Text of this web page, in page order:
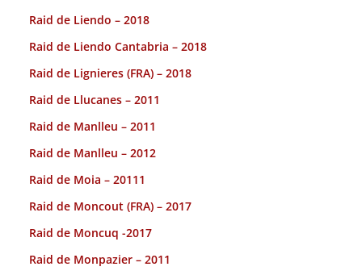
Raid de Liendo – 2018
Raid de Liendo Cantabria – 2018
Raid de Lignieres (FRA) – 2018
Raid de Llucanes – 2011
Raid de Manlleu – 2011
Raid de Manlleu – 2012
Raid de Moia – 20111
Raid de Moncout (FRA) – 2017
Raid de Moncuq -2017
Raid de Monpazier – 2011